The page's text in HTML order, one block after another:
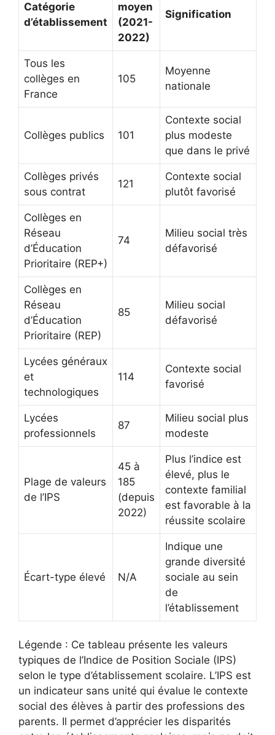
Catégorie
d’établissement
moyen
(2021-
2022)
Signification
Tous les
collèges en
France
105
Moyenne
nationale
Collèges publics 101
Contexte social
plus modeste
que dans le privé
Collèges privés
sous contrat
121
Contexte social
plutôt favorisé
Collèges en
Réseau
d’Éducation
Prioritaire (REP+)
74
Milieu social très
défavorisé
Collèges en
Réseau
d’Éducation
Prioritaire (REP)
85
Milieu social
défavorisé
Lycées généraux
et
technologiques
114
Contexte social
favorisé
Lycées
professionnels
87
Milieu social plus
modeste
Plage de valeurs
de l’IPS
45 à
185
(depuis
2022)
Plus l’indice est
élevé, plus le
contexte familial
est favorable à la
réussite scolaire
Écart-type élevé N/A
Indique une
grande diversité
sociale au sein
de
l’établissement
Légende : Ce tableau présente les valeurs
typiques de l’Indice de Position Sociale (IPS)
selon le type d’établissement scolaire. L’IPS est
un indicateur sans unité qui évalue le contexte
social des élèves à partir des professions des
parents. Il permet d’apprécier les disparités